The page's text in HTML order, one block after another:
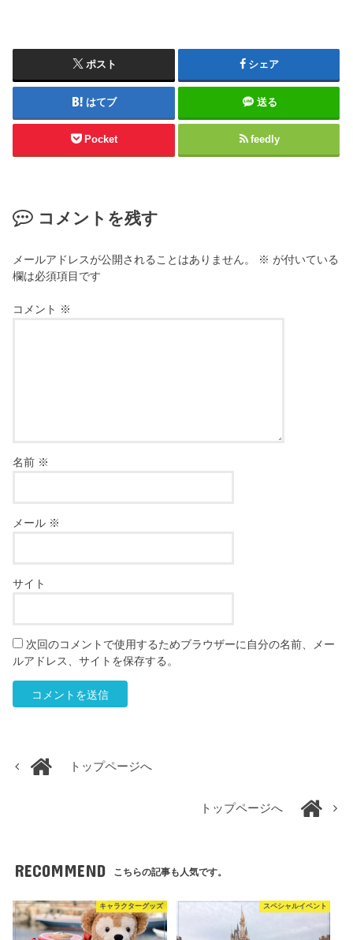
ポスト シェア
はてブ 送る
Pocket feedly
コメントを残す
メールアドレスが公開されることはありません。 ※ が付いている
欄は必須項目です
コメント ※
名前 ※
メール ※
サイト
次回のコメントで使用するためブラウザーに自分の名前、メー
ルアドレス、サイトを保存する。
トップページへ
トップページへ
RECOMMEND こちらの記事も人気です。
キャラクターグッズ スペシャルイベント